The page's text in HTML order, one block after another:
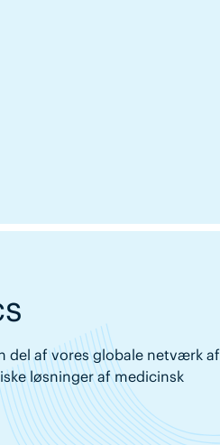
del af vores globale netværk af
løsninger af medicinsk